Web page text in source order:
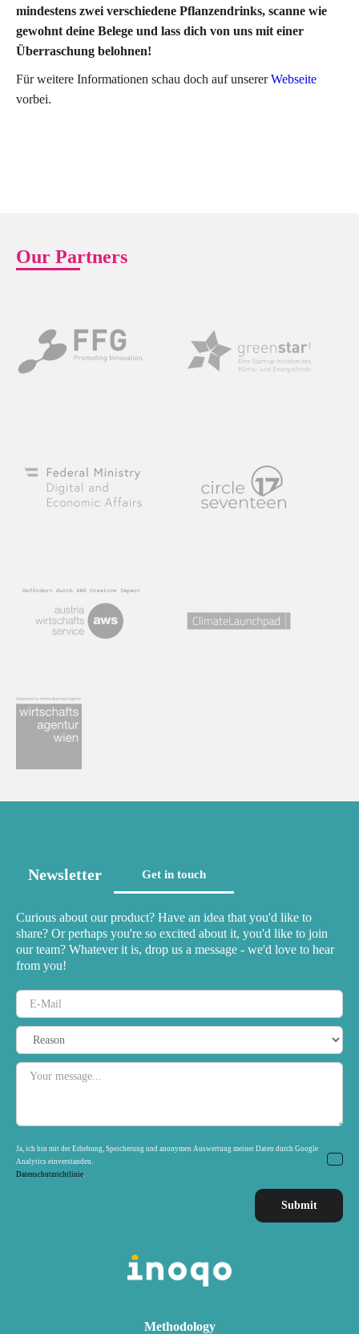
mindestens zwei verschiedene Pflanzendrinks, scanne wie
gewohnt deine Belege und lass dich von uns mit einer
Überraschung belohnen!
Für weitere Informationen schau doch auf unsererWebseite
vorbei.
Our Partners
Methodology
Newsletter Get in touch
Curious about our product? Have an idea that you'd like to
share? Or perhaps you're so excited about it, you'd like to join
our team? Whatever it is, drop us a message - we'd love to hear
from you!
Ja, ich bin mit der Erhebung, Speicherung und anonymen Auswertung meiner Daten durch Google
Analytics einverstanden.
Datenschutzrichtlinie.